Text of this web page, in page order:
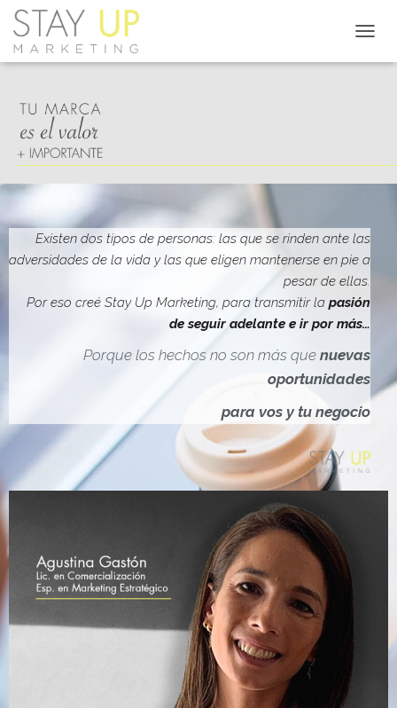
A
M
D
E
N
A
V
G
I
Ó
N
Existen dos tipos de personas: las que se rinden ante las
adversidades de la vida y las que eligen mantenerse en pie a
pesar de ellas.
Por eso creé Stay Up Marketing, para transmitir la pasión
de seguir adelante e ir por más…
Porque los hechos no son más que nuevas
oportunidades
para vos y tu negocio